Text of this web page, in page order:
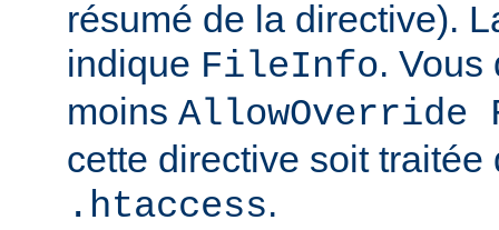
résumé de la directive).
indique FileInfo. Vous
moins
cette directive soit
.htaccess.